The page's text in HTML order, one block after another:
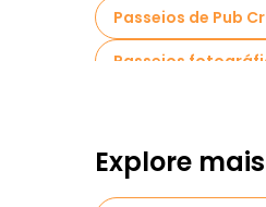
Passeios de Pub
Passeios
Visitas de
Passeios a pé
Explore